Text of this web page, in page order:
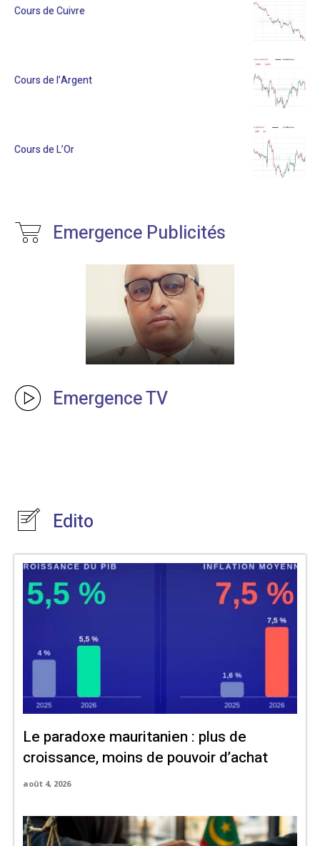
Cours de Cuivre
Cours de l’Argent
Cours de L’Or
Emergence Publicités
Emergence TV
Edito
Le paradoxe mauritanien : plus de
croissance, moins de pouvoir d’achat
août 4, 2026